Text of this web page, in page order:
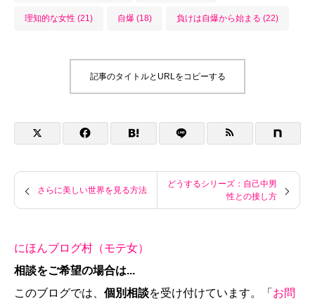
理知的な女性 (21) 自爆 (18) 負けは自爆から始まる (22)
記事のタイトルとURLをコピーする
さらに美しい世界を見る方法
どうするシリーズ：自己中男
性との接し方
にほんブログ村（モテ女）
相談をご希望の場合は...
このブログでは、 個別相談を受け付けています。「 お問